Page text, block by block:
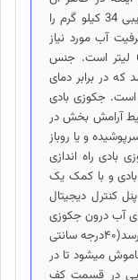
تغییر شکل ایجاد شود. این محصول وزن تقریبی 34 کیلو گرم را
آب مورد نیاز
برای پر شدن آب درون حوضچه جکوزی 669 لیتر است. جنس
در برابر دمای
است. جکوزی بادی
آرامش بخش در
و یا روباز
بادی راه اندازی
و با کمک یک
کنترل دیجیتال
آب درون جکوزی
را تنظیم کنید و وقتی که دما به حد مورد نظر برسد(۴۰درجه سانتی
میشود تا در
در قسمت کف